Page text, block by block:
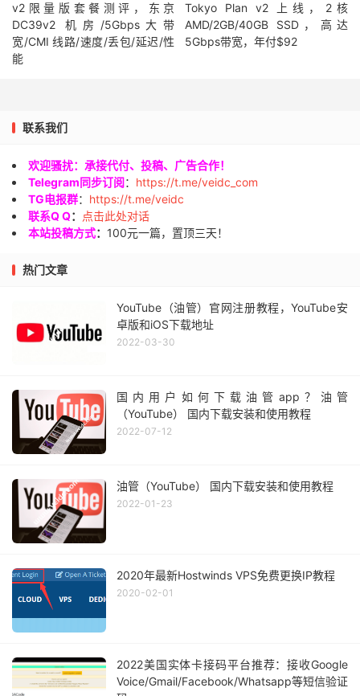
v2限量版套餐测评，东京
DC39v2 机房/5Gbps大带
宽/CMI 线路/速度/丢包/延迟/性
能
Tokyo Plan v2 上线，2核
AMD/2GB/40GB SSD，高达
5Gbps带宽，年付$92
联系我们
欢迎骚扰：承接代付、投稿、广告合作！
Telegram同步订阅： https://t.me/veidc_com
TG电报群： https://t.me/veidc
联系Q Q：
点击此处对话
本站投稿方式： 100元一篇，置顶三天！
热门文章
YouTube（油管）官网注册教程，YouTube安
卓版和iOS下载地址
2022-03-30
国内用户如何下载油管app？油管
（YouTube） 国内下载安装和使用教程
2022-07-12
油管（YouTube） 国内下载安装和使用教程
2022-01-23
2020年最新Hostwinds VPS免费更换IP教程
2020-02-01
2022美国实体卡接码平台推荐：接收Google
Voice/Gmail/Facebook/Whatsapp等短信验证